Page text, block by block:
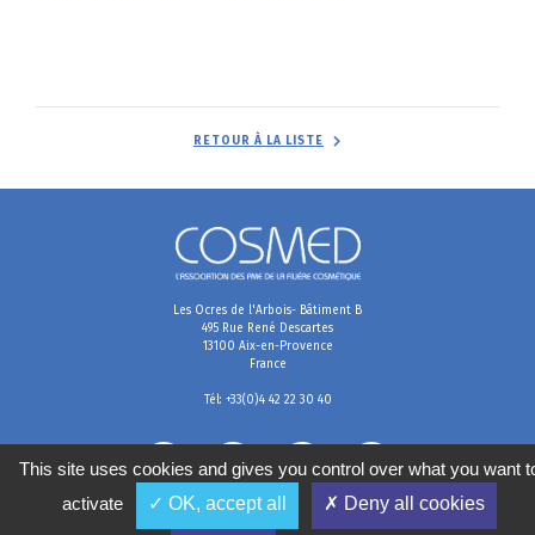
RETOUR À LA LISTE
Les Ocres de l'Arbois- Bâtiment B
495 Rue René Descartes
13100 Aix-en-Provence
France
Tél: +33(0)4 42 22 30 40
This site uses cookies and gives you control over what you want
activate
✓ OK, accept all ✗ Deny all cookies